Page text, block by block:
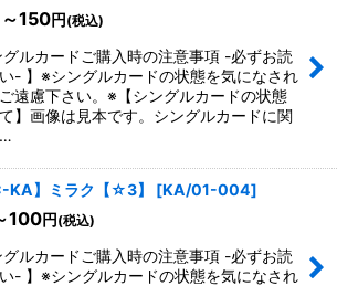
～150円 (税込)
グルカードご購入時の注意事項 -必ずお読
- 】※シングルカードの状態を気になされ
遠慮下さい。※【シングルカードの状態
】画像は見本です。シングルカードに関
KA】ミラク【☆3】 [KA/01-004]
100円 (税込)
グルカードご購入時の注意事項 -必ずお読
- 】※シングルカードの状態を気になされ